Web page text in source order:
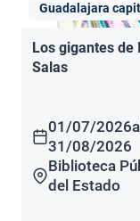
Guadalajara
Los gigantes de
Salas
01/07/2026al
31/08/2026
Biblioteca
del Estado